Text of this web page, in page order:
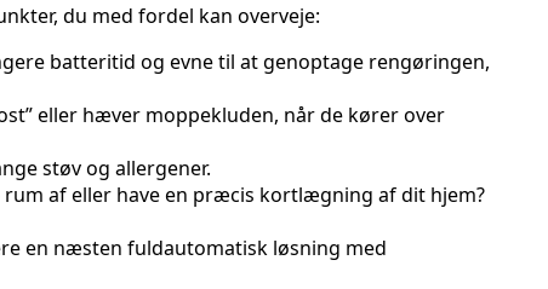
du med fordel kan overveje:
batteritid og evne til at genoptage rengøringen,
eller hæver moppekluden, når de kører over
støv og allergener.
af eller have en præcis kortlægning af dit hjem?
en næsten fuldautomatisk løsning med